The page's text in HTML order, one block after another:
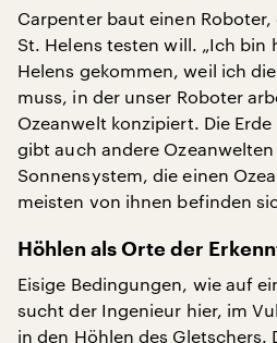
Carpenter baut einen
St. Helens testen will. „Ich bin
Helens gekommen, weil ich
muss, in der unser Roboter
Ozeanwelt konzipiert. Die
gibt auch andere
Sonnensystem, die einen
meisten von ihnen befinden
Höhlen als Orte der
Eisige Bedingungen, wie auf
sucht der Ingenieur hier, im
in den Höhlen des Gletschers.